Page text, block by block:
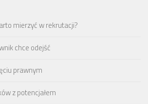
mierzyć w rekrutacji?
chce odejść
prawnym
z potencjałem